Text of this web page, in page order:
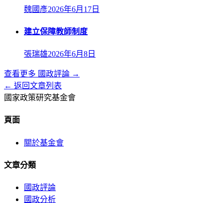
魏國彥2026年6月17日
建立保障教師制度
張瑞雄2026年6月8日
查看更多 國政評論 →
← 返回文章列表
國家政策研究基金會
頁面
關於基金會
文章分類
國政評論
國政分析